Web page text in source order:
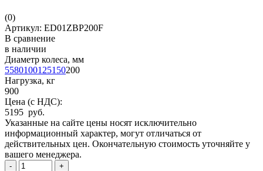
(0)
Артикул: ED01ZBP200F
В сравнение
в наличии
Диаметр колеса, мм
5580100125150200
Нагрузка, кг
900
Цена (с НДС):
5195 руб.
Указанные на сайте цены носят исключительно
информационный характер, могут отличаться от
действительных цен. Окончательную стоимость уточняйте у
вашего менеджера.
- +